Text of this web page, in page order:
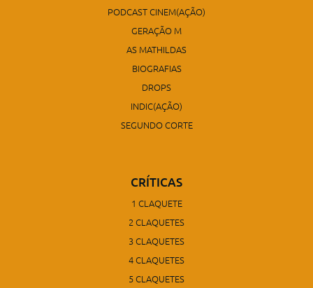
PODCAST CINEM(AÇÃO)
GERAÇÃO M
AS MATHILDAS
BIOGRAFIAS
DROPS
INDIC(AÇÃO)
SEGUNDO CORTE
CRÍTICAS
1 CLAQUETE
2 CLAQUETES
3 CLAQUETES
4 CLAQUETES
5 CLAQUETES